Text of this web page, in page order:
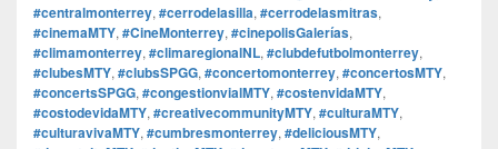
#centralmonterrey, #cerrodelasilla, #cerrodelasmitras,
#cinemaMTY, #CineMonterrey, #cinepolisGalerías,
#climamonterrey, #climaregionalNL, #clubdefutbolmonterrey,
#clubesMTY, #clubsSPGG, #concertomonterrey, #concertosMTY,
#concertsSPGG, #congestionvialMTY, #costenvidaMTY,
#costodevidaMTY, #creativecommunityMTY, #culturaMTY,
#culturavivaMTY, #cumbresmonterrey, #deliciousMTY,